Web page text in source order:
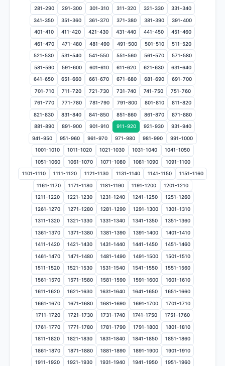
281-290 291-300 301-310 311-320 321-330 331-340
341-350 351-360 361-370 371-380 381-390 391-400
401-410 411-420 421-430 431-440 441-450 451-460
461-470 471-480 481-490 491-500 501-510 511-520
521-530 531-540 541-550 551-560 561-570 571-580
581-590 591-600 601-610 611-620 621-630 631-640
641-650 651-660 661-670 671-680 681-690 691-700
701-710 711-720 721-730 731-740 741-750 751-760
761-770 771-780 781-790 791-800 801-810 811-820
821-830 831-840 841-850 851-860 861-870 871-880
881-890 891-900 901-910 911-920 921-930 931-940
941-950 951-960 961-970 971-980 981-990 991-1000
1001-1010 1011-1020 1021-1030 1031-1040 1041-1050
1051-1060 1061-1070 1071-1080 1081-1090 1091-1100
1101-1110 1111-1120 1121-1130 1131-1140 1141-1150 1151-1160
1161-1170 1171-1180 1181-1190 1191-1200 1201-1210
1211-1220 1221-1230 1231-1240 1241-1250 1251-1260
1261-1270 1271-1280 1281-1290 1291-1300 1301-1310
1311-1320 1321-1330 1331-1340 1341-1350 1351-1360
1361-1370 1371-1380 1381-1390 1391-1400 1401-1410
1411-1420 1421-1430 1431-1440 1441-1450 1451-1460
1461-1470 1471-1480 1481-1490 1491-1500 1501-1510
1511-1520 1521-1530 1531-1540 1541-1550 1551-1560
1561-1570 1571-1580 1581-1590 1591-1600 1601-1610
1611-1620 1621-1630 1631-1640 1641-1650 1651-1660
1661-1670 1671-1680 1681-1690 1691-1700 1701-1710
1711-1720 1721-1730 1731-1740 1741-1750 1751-1760
1761-1770 1771-1780 1781-1790 1791-1800 1801-1810
1811-1820 1821-1830 1831-1840 1841-1850 1851-1860
1861-1870 1871-1880 1881-1890 1891-1900 1901-1910
1911-1920 1921-1930 1931-1940 1941-1950 1951-1960